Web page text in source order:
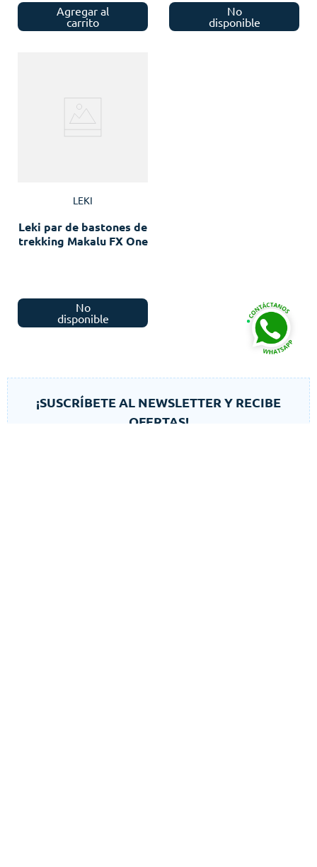
Agregar al
carrito
No
disponible
LEKI
Leki par de bastones de
trekking Makalu FX One
No
disponible
¡SUSCRÍBETE AL NEWSLETTER Y RECIBE
OFERTAS!